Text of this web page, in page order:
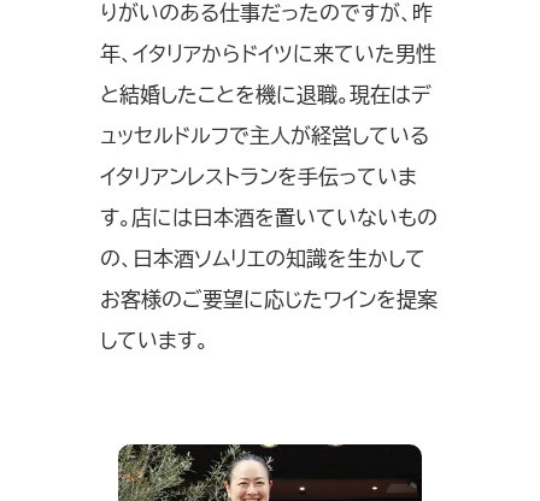
りがいのある仕事だったのですが、昨
年、イタリアからドイツに来ていた男性
と結婚したことを機に退職。現在はデ
ュッセルドルフで主人が経営している
イタリアンレストランを手伝っていま
す。店には日本酒を置いていないもの
の、日本酒ソムリエの知識を生かして
お客様のご要望に応じたワインを提案
しています。